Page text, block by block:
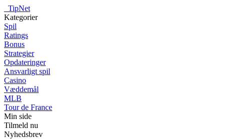
TipNet
Kategorier
Spil
Ratings
Bonus
Strategier
Opdateringer
Ansvarligt spil
Casino
Væddemål
MLB
Tour de France
Min side
Tilmeld nu
Nyhedsbrev